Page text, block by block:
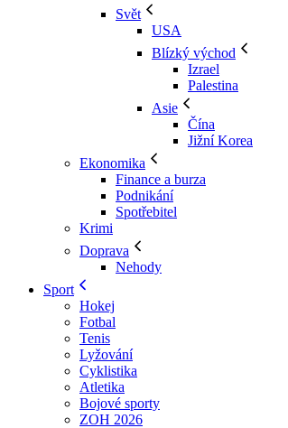
Svět
USA
Blízký východ
Izrael
Palestina
Asie
Čína
Jižní Korea
Ekonomika
Finance a burza
Podnikání
Spotřebitel
Krimi
Doprava
Nehody
Sport
Hokej
Fotbal
Tenis
Lyžování
Cyklistika
Atletika
Bojové sporty
ZOH 2026